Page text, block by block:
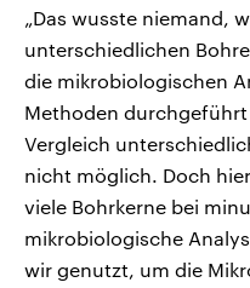
„Das wusste niemand,
unterschiedlichen
die mikrobiologischen
Methoden
Vergleich
nicht möglich. Doch
viele Bohrkerne bei
mikrobiologische
wir genutzt, um die